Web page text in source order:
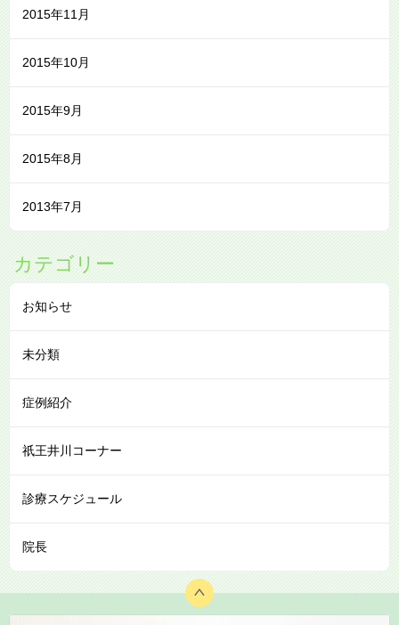
2015年11月
2015年10月
2015年9月
2015年8月
2013年7月
カテゴリー
お知らせ
未分類
症例紹介
祇王井川コーナー
診療スケジュール
院長